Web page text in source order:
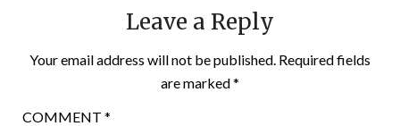
Leave a Reply
Your email address will not be published. Required fields
are marked*
COMMENT *